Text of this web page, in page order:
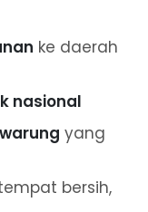
ke daerah
nasional
yang
bersih,